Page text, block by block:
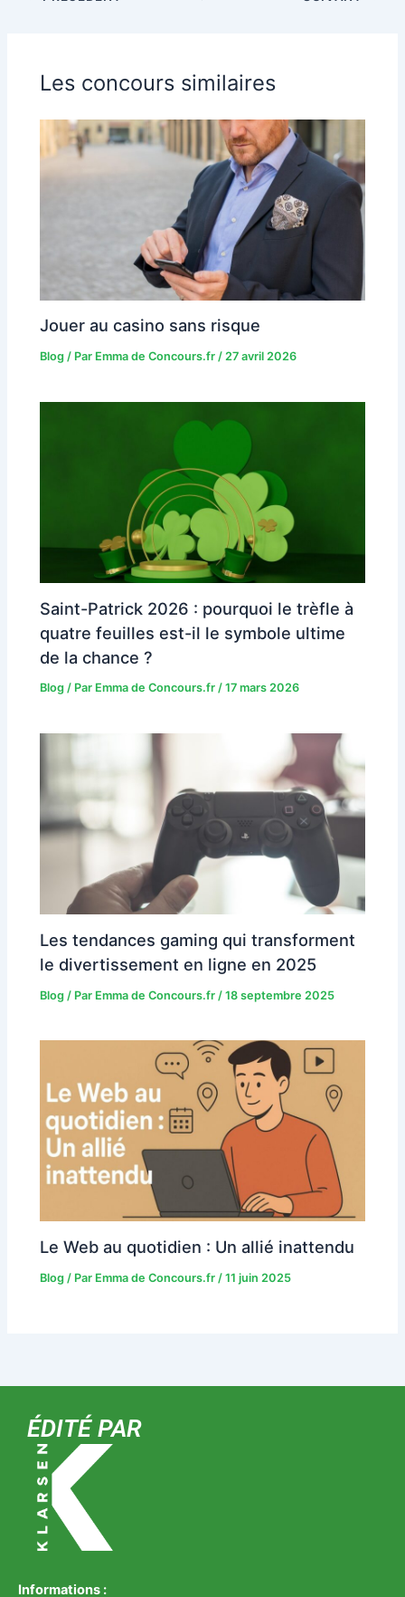
Les concours similaires
Jouer au casino sans risque
Blog / Par Emma de Concours.fr/27 avril 2026
Saint-Patrick 2026 : pourquoi le trèfle à
quatre feuilles est-il le symbole ultime
de la chance ?
Blog / Par Emma de Concours.fr/17 mars 2026
Les tendances gaming qui transforment
le divertissement en ligne en 2025
Blog / Par Emma de Concours.fr /18 septembre 2025
Le Web au quotidien : Un allié inattendu
Blog / Par Emma de Concours.fr /11 juin 2025
ÉDITÉ PAR
Informations :